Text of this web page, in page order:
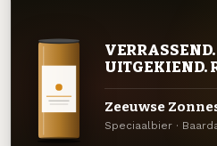
VERRASSEND.
UITGEKIEND.
Zeeuwse
Speciaalbier ·